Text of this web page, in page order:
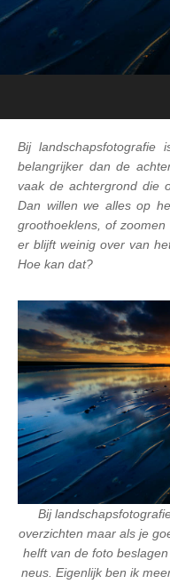
Bij landschapsfotografie
belangrijker dan de
vaak de achtergrond die
Dan willen we alles op
groothoeklens, of
er blijft weinig over van
Hoe kan dat?
Bij
overzichten maar als je
helft van de foto
neus. Eigenlijk ben ik